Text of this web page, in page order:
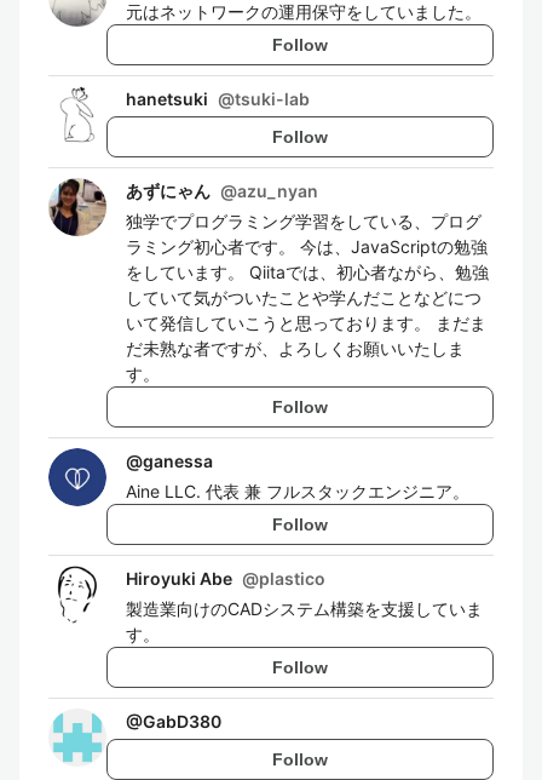
元はネットワークの運用保守をしていました。
Follow
hanetsuki @tsuki-lab
Follow
あずにゃん @azu_nyan
独学でプログラミング学習をしている、プログ
ラミング初心者です。 今は、JavaScriptの勉強
をしています。 Qiitaでは、初心者ながら、勉強
していて気がついたことや学んだことなどにつ
いて発信していこうと思っております。 まだま
だ未熟な者ですが、よろしくお願いいたしま
す。
Follow
@ganessa
Aine LLC. 代表 兼 フルスタックエンジニア。
Follow
Hiroyuki Abe @plastico
製造業向けのCADシステム構築を支援していま
す。
Follow
@GabD380
Follow